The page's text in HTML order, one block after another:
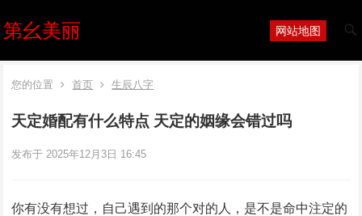
第幺美丽 网站地图
您的位置 首页 生辰八字
天定婚配有什么特点 天定的姻缘会错过吗
发布于 2025年12月3日 16:45
你有没有想过，自己遇到的那个对的人，是不是命中注定的